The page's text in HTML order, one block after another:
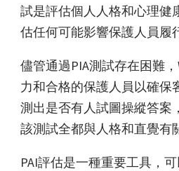
試是評估個人人格和心理健
估任何可能影響保護人員履
儘管通過PIA測試存在困難
力和合格的保護人員以確保
測出是否有人試圖操縱答案
該測試全都與人格和直覺有
PAI評估是一種重要工具，